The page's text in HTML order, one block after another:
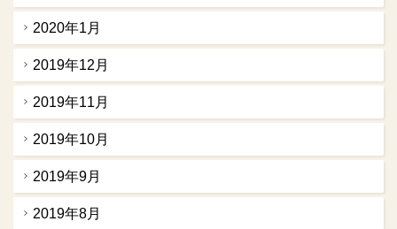
2020年1月
2019年12月
2019年11月
2019年10月
2019年9月
2019年8月